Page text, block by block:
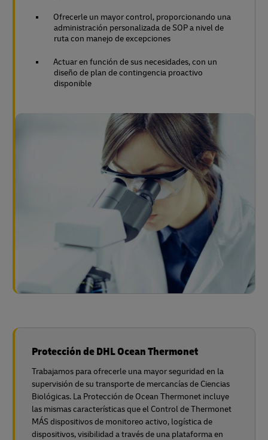
Ofrecerle un mayor control, proporcionando una
administración personalizada de SOP a nivel de
ruta con manejo de excepciones
Actuar en función de sus necesidades, con un
diseño de plan de contingencia proactivo
disponible
Protección de DHL Ocean Thermonet
Trabajamos para ofrecerle una mayor seguridad en la
supervisión de su transporte de mercancías de Ciencias
Biológicas. La Protección de Ocean Thermonet incluye
las mismas características que el Control de Thermonet
MÁS dispositivos de monitoreo activo, logística de
dispositivos, visibilidad a través de una plataforma en